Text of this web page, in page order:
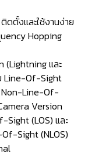
ดตั้งและใช้งานง่าย
Hopping
(Lightning และ
Line-Of-Sight
Non-Line-Of-
Version
(LOS) และ
Sight (NLOS)